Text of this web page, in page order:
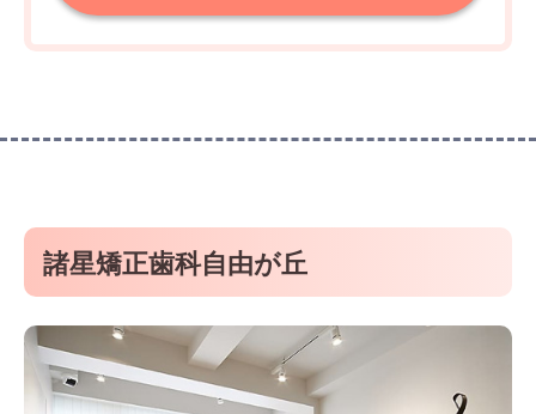
諸星矯正歯科自由が丘